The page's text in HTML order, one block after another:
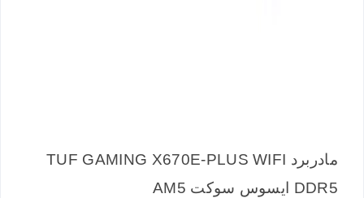
مادربرد TUF GAMING X670E-PLUS WIFI
DDR5 ایسوس سوکت AM5